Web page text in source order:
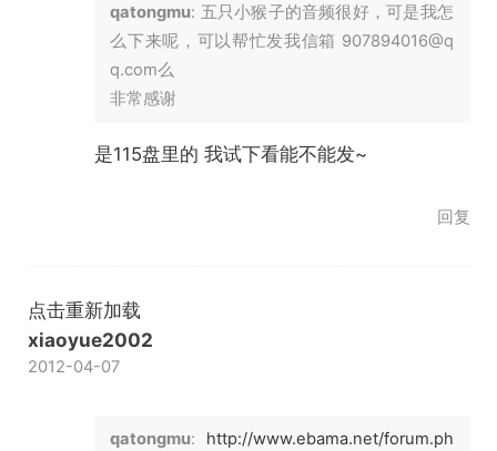
qatongmu: 五只小猴子的音频很好，可是我怎
么下来呢，可以帮忙发我信箱 907894016@q
q.com么
非常感谢
是115盘里的 我试下看能不能发~
回复
点击重新加载
xiaoyue2002
2012-04-07
qatongmu: http://www.ebama.net/forum.ph